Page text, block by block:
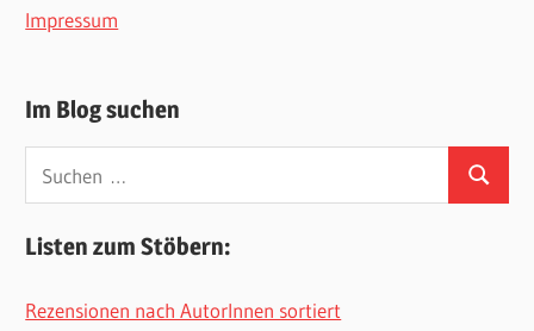
Impressum
Im Blog suchen
nach:
Suchen
Listen zum Stöbern:
Rezensionen nach AutorInnen sortiert